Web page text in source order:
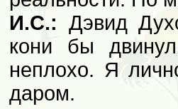
И.С.: Дэвид
кони бы
неплохо. Я
даром.